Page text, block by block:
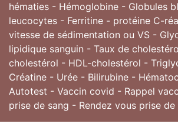
hématies - Hémoglobine - Globules
leucocytes - Ferritine - protéine C-
vitesse de sédimentation ou VS -
lipidique sanguin - Taux de
cholestérol - HDL-cholestérol -
Créatine - Urée - Bilirubine -
Autotest - Vaccin covid - Rappel
prise de sang - Rendez vous prise de